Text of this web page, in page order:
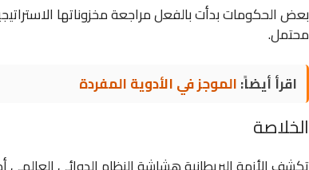
بعض الحكومات بدأت بالفعل مراجعة مخزوناتها
محتمل.
اقرأ أيضاً:الموجز في الأدوية المفردة
الخلاصة